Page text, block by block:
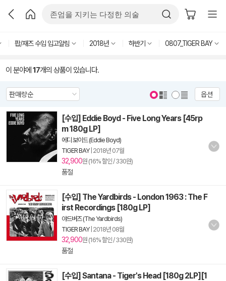
팝/재즈 수입 입고알림 2018년 하반기 0807_TIGER BAY
이 분야에 17개의 상품이 있습니다.
옵션
[수입] Eddie Boyd - Five Long Years [45rp
m 180g LP]
에디 보이드 (Eddie Boyd)
TIGER BAY| 2018년 07월
32,900원 (16% 할인 / 330원)
품절
[수입] The Yardbirds - London 1963 : The F
irst Recordings [180g LP]
야드버즈 (The Yardbirds)
TIGER BAY| 2018년 08월
32,900원 (16% 할인 / 330원)
품절
[수입] Santana - Tiger's Head [180g 2LP][1